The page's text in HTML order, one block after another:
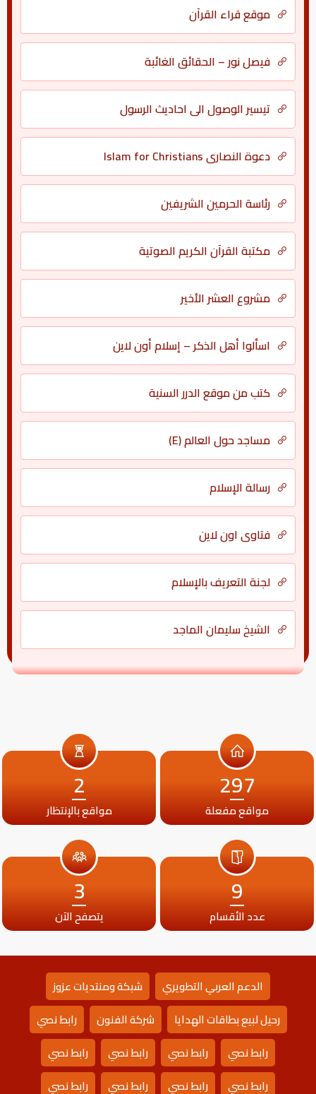
موقع قراء القرآن
فيصل نور – الحقائق الغائبة
تيسير الوصول الى احاديث الرسول
دعوة النصارى Islam for Christians
رئاسة الحرمين الشريفين
مكتبة القرآن الكريم الصوتية
مشروع العشر الأخير
اسألوا أهل الذكر – إسلام أون لاين
كتب من موقع الدرر السنية
مساجد حول العالم (E)
رسالة الإسلام
فتاوى اون لاين
لجنة التعريف بالإسلام
الشيخ سليمان الماجد
297
مواقع مفعلة
2
مواقع بالإنتظار
9
عدد الأقسام
3
يتصفح الآن
الدعم العربي التطويري
شبكة ومنتديات عزوز
رحيل لبيع بطاقات الهدايا
شركة الفنون
رابط نصي
رابط نصي
رابط نصي رابط نصي
رابط نصي
رابط نصي
رابط نصي رابط نصي رابط نصي